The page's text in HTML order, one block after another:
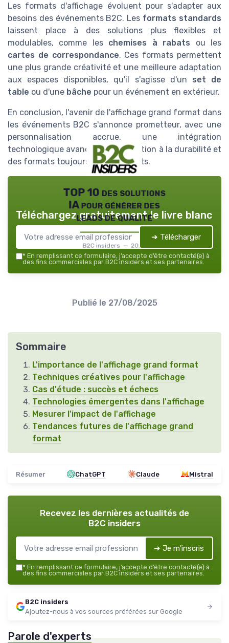
Les formats d'affichage évoluent pour s'adapter aux
besoins des événements B2C. Les formats standards
laissent place à des solutions plus flexibles et
modulables, comme les chemises à rabats ou les
cartes de correspondance. Ces formats permettent
une plus grande créativité et une meilleure adaptation
aux espaces disponibles, qu'il s'agisse d'un set de
table ou d'une bâche pour un événement en extérieur.
En conclusion, l'avenir de l'affichage grand format dans
les événements B2C s'annonce prometteur, avec une
personnalisation accrue, une intégration
technologique avancée, une attention à la durabilité et
des formats toujours plus innovants.
TOP 10 des solutions
IA pour générer des
leads de qualité
B2C insiders — 2026
Téléchargez gratuitement le livre blanc
➔ Télécharger
* En remplissant ce formulaire, j’accepte d’être contacté(e) à
des fins commerciales par B2C insiders et ses partenaires.
Publié le 27/08/2025
Sommaire
L'importance de l'affichage grand format
Techniques créatives pour l'affichage
Cas d'étude : succès et échecs
Technologies émergentes dans l'affichage
Mesurer l'impact de l'affichage
Tendances futures de l'affichage grand
format
Résumer ChatGPT Claude Mistral
Recevez les dernières actualités de
B2C insiders
➔ Je m'inscris
* En remplissant ce formulaire, j’accepte d’être contacté(e) à
des fins commerciales par B2C insiders et ses partenaires.
B2C insiders
Ajoutez-nous à vos sources préférées sur Google
Parole d'experts